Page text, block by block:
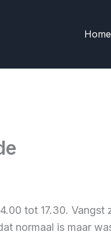
Home
tot 17.30.
normaal is maar